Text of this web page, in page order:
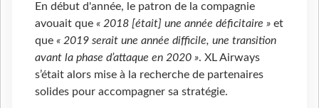
En début d'année, le patron de la compagnie
avouait que « 2018 [était] une année déficitaire » et
que « 2019 serait une année difficile, une transition
avant la phase d’attaque en 2020 ». XL Airways
s’était alors mise à la recherche de partenaires
solides pour accompagner sa stratégie.